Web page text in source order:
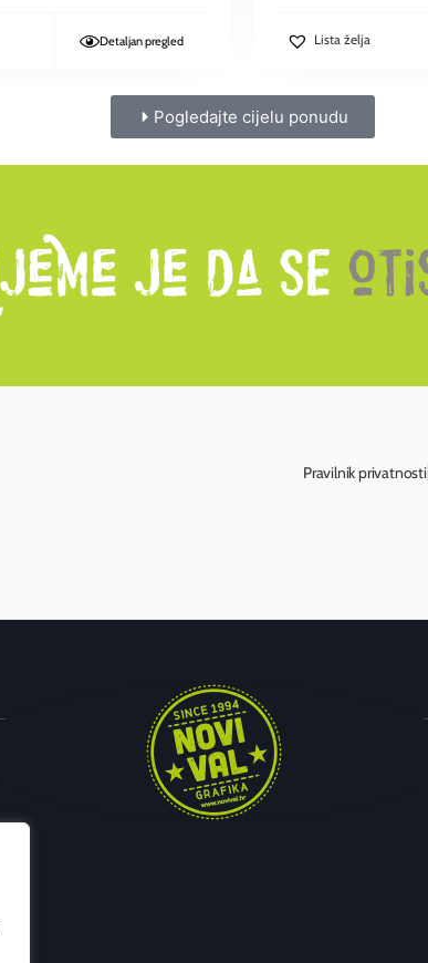
Detaljan pregled Lista želja
Pogledajte cijelu ponudu
Pravilnik privatnosti
Trnjanska cesta 72, 10 000 Zagreb
+385 (0) 1 6673 789
+385 (0) 1 6314 595
novival@novival.hr